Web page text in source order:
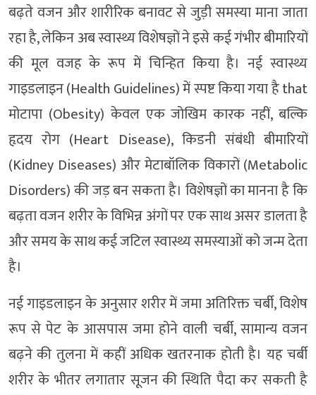
बढ़ते वजन और शारीरिक बनावट से जुड़ी समस्या माना जाता
रहा है, लेकिन अब स्वास्थ्य विशेषज्ञों ने इसे कई गंभीर बीमारियों
की मूल वजह के रूप में चिन्हित किया है। नई स्वास्थ्य
गाइडलाइन (Health Guidelines) में स्पष्ट किया गया है that
मोटापा (Obesity) केवल एक जोखिम कारक नहीं, बल्कि
हृदय रोग (Heart Disease), किडनी संबंधी बीमारियों
(Kidney Diseases) और मेटाबॉलिक विकारों (Metabolic
Disorders) की जड़ बन सकता है। विशेषज्ञों का मानना है कि
बढ़ता वजन शरीर के विभिन्न अंगों पर एक साथ असर डालता है
और समय के साथ कई जटिल स्वास्थ्य समस्याओं को जन्म देता
है।
नई गाइडलाइन के अनुसार शरीर में जमा अतिरिक्त चर्बी, विशेष
रूप से पेट के आसपास जमा होने वाली चर्बी, सामान्य वजन
बढ़ने की तुलना में कहीं अधिक खतरनाक होती है। यह चर्बी
शरीर के भीतर लगातार सूजन की स्थिति पैदा कर सकती है